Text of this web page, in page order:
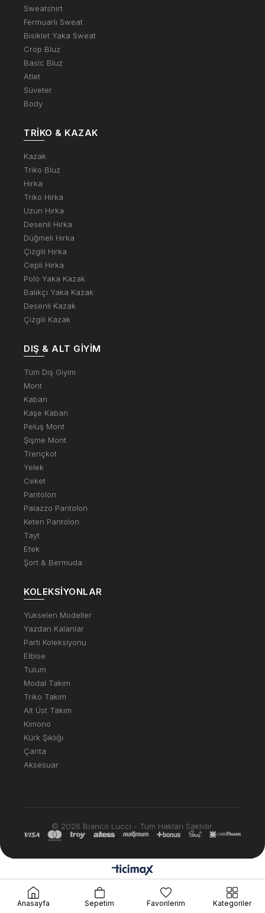
Sweatshirt
Fermuarlı Sweat
Bisiklet Yaka Sweat
Crop Bluz
Basic Bluz
Atlet
Süveter
Body
TRIKO & KAZAK
Kazak
Triko Bluz
Hırka
Triko Hırka
Uzun Hırka
Desenli Hırka
Düğmeli Hırka
Çizgili Hırka
Cepli Hırka
Polo Yaka Kazak
Balıkçı Yaka Kazak
Desenli Kazak
Çizgili Kazak
DIŞ & ALT GIYIM
Tüm Dış Giyim
Mont
Kaban
Kaşe Kaban
Peluş Mont
Şişme Mont
Trençkot
Yelek
Ceket
Pantolon
Palazzo Pantolon
Keten Pantolon
Tayt
Etek
Şort & Bermuda
KOLEKSIYONLAR
Yükselen Modeller
Yazdan Kalanlar
Parti Koleksiyonu
Elbise
Tulum
Modal Takım
Triko Takım
Alt Üst Takım
Kimono
Kürk Şıklığı
Çanta
Aksesuar
© 2026 Bianco Lucci - Tüm Hakları Saklıdır.
Anasayfa Sepetim Favorilerim Kategoriler